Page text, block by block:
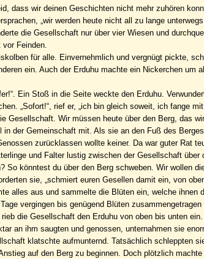
dass wir deinen Geschichten nicht mehr zuhören
„wir werden heute nicht all zu lange
die Gesellschaft nur über vier Wiesen und
Feinden.
für alle. Einvernehmlich und vergnügt pickte,
ein. Auch der Erduhu machte ein Nickerchen um
Ein Stoß in die Seite weckte den Erduhu.
„Sofort!“, rief er, „ich bin gleich soweit, ich fange
Gesellschaft. Wir müssen heute über den Berg, das
der Gemeinschaft mit. Als sie an den Fuß des
zurücklassen wollte keiner. Da war guter Rat
und Falter lustig zwischen der Gesellschaft
So könntest du über den Berg schweben. Wir wollen
sie, „schmiert euren Gesellen damit ein, von
alles aus und sammelte die Blüten ein, welche
vergingen bis genügend Blüten
die Gesellschaft den Erduhu von oben bis unten
an ihm saugten und genossen, unternahmen sie
klatschte aufmunternd. Tatsächlich schleppten
auf den Berg zu beginnen. Doch plötzlich